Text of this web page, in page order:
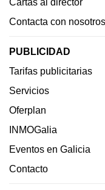
Contacta con nosotros
PUBLICIDAD
Tarifas publicitarias
Servicios
Oferplan
INMOGalia
Eventos en Galicia
Contacto